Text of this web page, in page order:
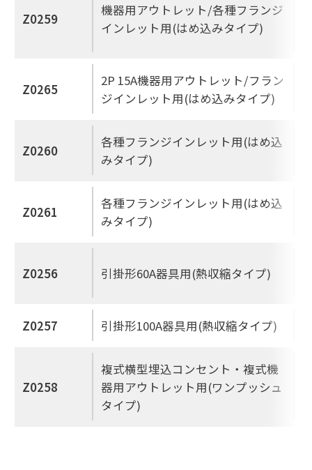
Z0259
機器用アウトレット/各種フランジ
インレット用(はめ込みタイプ)
Z0265
2P 15A機器用アウトレット/フラン
ジインレット用(はめ込みタイプ)
Z0260
各種フランジインレット用(はめ込
みタイプ)
Z0261
各種フランジインレット用(はめ込
みタイプ)
Z0256 引掛形60A器具用(熱収縮タイプ)
Z0257 引掛形100A器具用(熱収縮タイプ)
Z0258
複式横型埋込コンセント・複式機
器用アウトレット用(ワンプッシュ
タイプ)